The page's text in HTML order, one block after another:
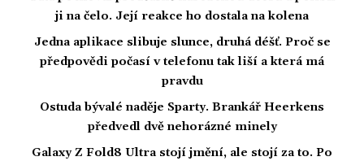
ji na čelo. Její reakce ho dostala na kolena
Jedna aplikace slibuje slunce, druhá déšť. Proč se
předpovědi počasí v telefonu tak liší a která má
pravdu
Ostuda bývalé naděje Sparty. Brankář Heerkens
předvedl dvě nehorázné minely
Galaxy Z Fold8 Ultra stojí jmění, ale stojí za to. Po